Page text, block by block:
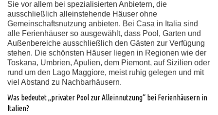
Sie vor allem bei spezialisierten Anbietern, die
ausschließlich alleinstehende Häuser ohne
Gemeinschaftsnutzung anbieten. Bei Casa in Italia sind
alle Ferienhäuser so ausgewählt, dass Pool, Garten und
Außenbereiche ausschließlich den Gästen zur Verfügung
stehen. Die schönsten Häuser liegen in Regionen wie der
Toskana, Umbrien, Apulien, dem Piemont, auf Sizilien oder
rund um den Lago Maggiore, meist ruhig gelegen und mit
viel Abstand zu Nachbarhäusern.
Was bedeutet „privater Pool zur Alleinnutzung“ bei Ferienhäusern in
Italien?